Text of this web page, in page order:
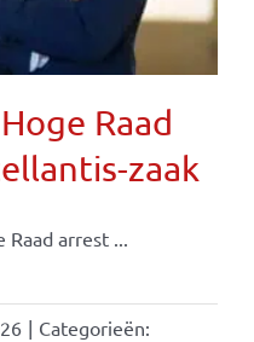
Raad
zaak
arrest ...
| Categorieën: